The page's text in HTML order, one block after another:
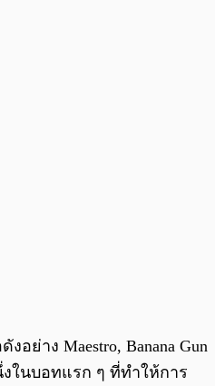
ย่าง Maestro, Banana Gun
งในบอทแรก ๆ ที่ทำให้การ